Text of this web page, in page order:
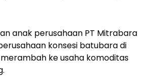
anak perusahaan PT Mitrabara
konsesi batubara di
merambah ke usaha komoditas